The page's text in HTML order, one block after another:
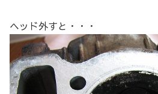
ヘッド外すと・・・